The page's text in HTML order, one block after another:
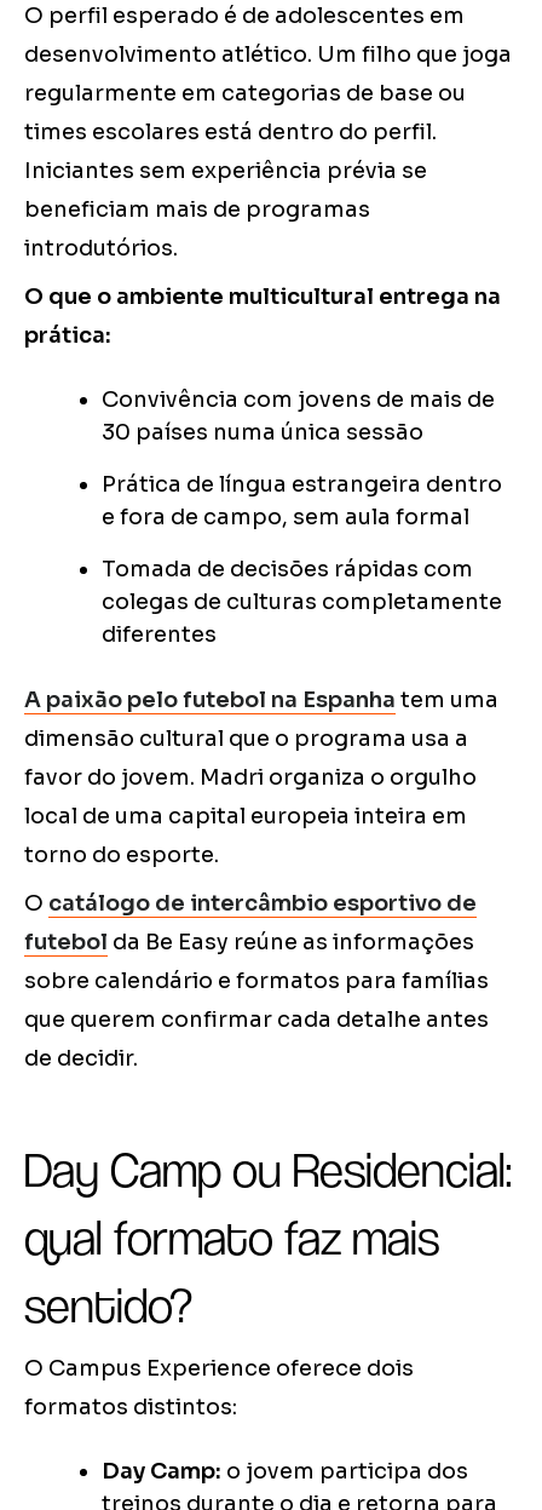
O perfil esperado é de adolescentes em
desenvolvimento atlético. Um filho que joga
regularmente em categorias de base ou
times escolares está dentro do perfil.
Iniciantes sem experiência prévia se
beneficiam mais de programas
introdutórios.
O que o ambiente multicultural entrega na
prática:
Convivência com jovens de mais de
30 países numa única sessão
Prática de língua estrangeira dentro
e fora de campo, sem aula formal
Tomada de decisões rápidas com
colegas de culturas completamente
diferentes
A paixão pelo futebol na Espanha tem uma
dimensão cultural que o programa usa a
favor do jovem. Madri organiza o orgulho
local de uma capital europeia inteira em
torno do esporte.
O catálogo de intercâmbio esportivo de
futebol da Be Easy reúne as informações
sobre calendário e formatos para famílias
que querem confirmar cada detalhe antes
de decidir.
Day Camp ou Residencial:
qual formato faz mais
sentido?
O Campus Experience oferece dois
formatos distintos:
Day Camp: o jovem participa dos
treinos durante o dia e retorna para